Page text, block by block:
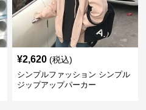
¥2,620 (税込)
シンプルファッション シンプル
ジップアップパーカー